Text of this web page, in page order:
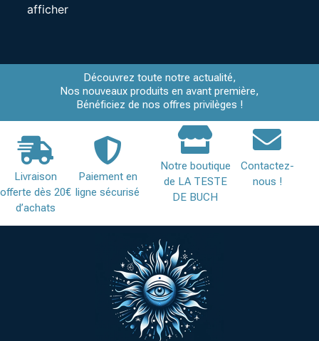
afficher
Découvrez toute notre actualité,
Nos nouveaux produits en avant première,
Bénéficiez de nos offres privilèges !
Livraison
offerte dès 20€
d’achats
Paiement en
ligne sécurisé
Notre boutique
de LA TESTE
DE BUCH
Contactez-
nous !